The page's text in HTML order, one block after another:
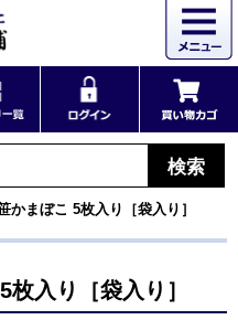
検索
かまぼこ 5枚入り［袋入り］
枚入り［袋入り］